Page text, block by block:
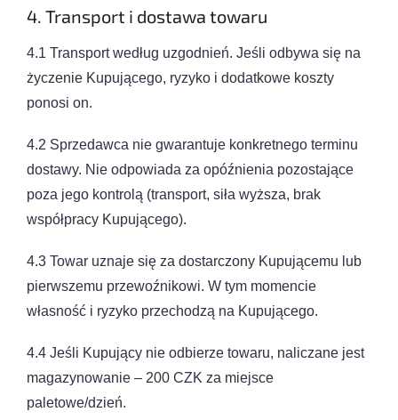
4. Transport i dostawa towaru
4.1 Transport według uzgodnień. Jeśli odbywa się na
życzenie Kupującego, ryzyko i dodatkowe koszty
ponosi on.
4.2 Sprzedawca nie gwarantuje konkretnego terminu
dostawy. Nie odpowiada za opóźnienia pozostające
poza jego kontrolą (transport, siła wyższa, brak
współpracy Kupującego).
4.3 Towar uznaje się za dostarczony Kupującemu lub
pierwszemu przewoźnikowi. W tym momencie
własność i ryzyko przechodzą na Kupującego.
4.4 Jeśli Kupujący nie odbierze towaru, naliczane jest
magazynowanie – 200 CZK za miejsce
paletowe/dzień.